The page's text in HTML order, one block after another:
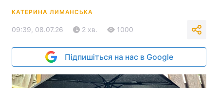
КАТЕРИНА ЛИМАНСЬКА
09:39, 08.07.26 2 хв. 1000
Підпишіться на нас в Google